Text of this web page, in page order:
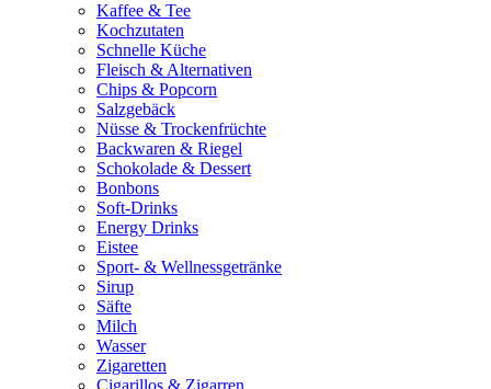
Kaffee & Tee
Kochzutaten
Schnelle Küche
Fleisch & Alternativen
Chips & Popcorn
Salzgebäck
Nüsse & Trockenfrüchte
Backwaren & Riegel
Schokolade & Dessert
Bonbons
Soft-Drinks
Energy Drinks
Eistee
Sport- & Wellnessgetränke
Sirup
Säfte
Milch
Wasser
Zigaretten
Cigarillos & Zigarren